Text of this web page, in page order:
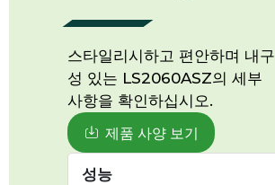
스타일리시하고 편안하며 내구
성 있는 LS2060ASZ의 세부
사항을 확인하십시오.
제품 사양 보기
성능